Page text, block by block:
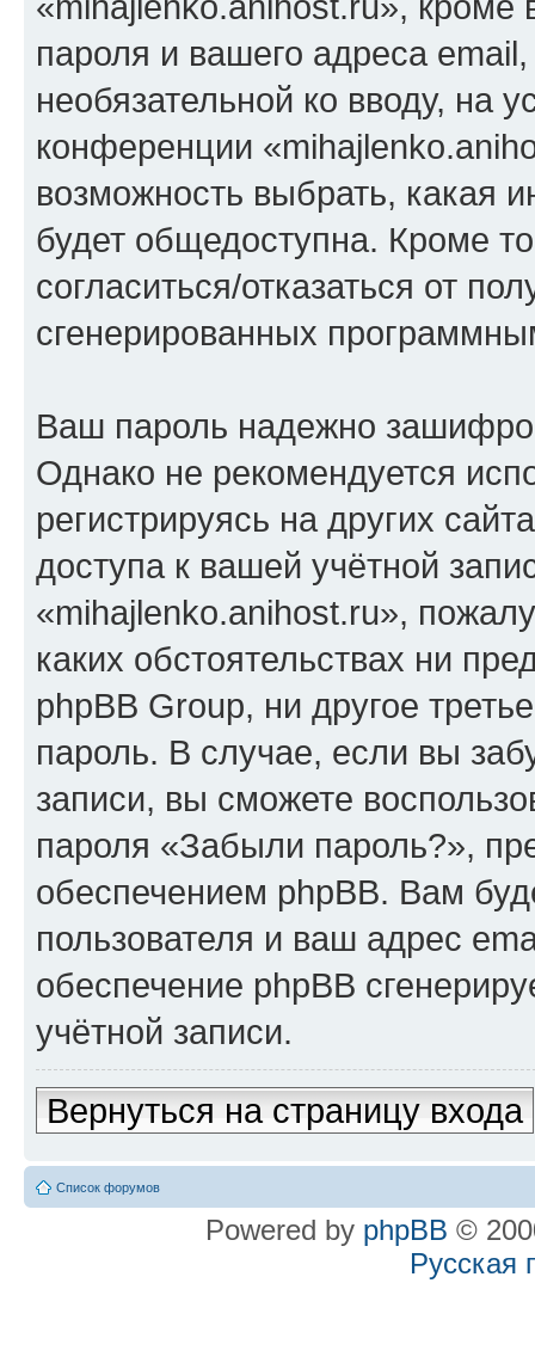
пароля и вашего адреса
необязательной ко вводу, на
конференции
возможность выбрать, какая
будет общедоступна. Кроме
согласиться/отказаться от
сгенерированных
Ваш пароль надежно
Однако не рекомендуется
регистрируясь на других
доступа к вашей учётной
«mihajlenko.anihost.ru»,
каких обстоятельствах ни
phpBB Group, ни другое
пароль. В случае, если вы
записи, вы сможете
пароля «Забыли пароль?»,
обеспечением phpBB. Вам
пользователя и ваш адрес
обеспечение phpBB
учётной записи.
Вернуться на страницу входа
Список форумов
Powered by phpBB ©
Русская